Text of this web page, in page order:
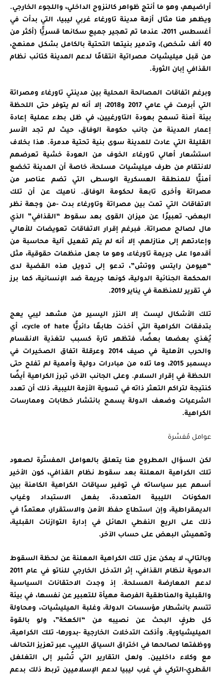
أراضيهم، وهو ما أنتج ظواهر كالنزوح الداخلي، واللجوء الخارجي.
ويظهر هنا مثال أزمة مدينة تاورغاء غربي ليبيا، التي بدأت في
أغسطس 2011، عندما تم تهجير جميع سكانها قسريًّا (أكثر من
40 ألف شخص)، وتدمير بنيتها التحتية بالكامل بشكل ممنهج،
من قبل ميليشيات مصراتية انتقامًا لدعم المدينة كتائب نظام
القذافي إبان الثورة.
وبرغم اتفاقات المصالحة المحلية بين مدينتي تاورغاء ومصراتة
التي أبرمت في عامي 2017 و2018، إلا أنه لم يتوفر حتى اللحظة
بيئة آمنة تسمح بعودة التاورغيين، في ظل بطء عملية إعادة
إعمار المدينة من جانب حكومة الوفاق، حيث لم تجد الأسر
القليلة التي عادت للمدينة سوى بنية تحتية مدمرة. هذا بخلاف
استشعار أهالي تاورغاء الخوف من العودة خشية تعرضهم
للانتقام من طرف ميليشيات مسلحة، خاصة أن المدينة تخضع
أمنيًّا للمنطقة العسكرية الوسطى التي تضم عناصر من
مصراتة وأخرى تابعة لحكومة الوفاق. ناهيك عن أن تلك
الاتفاقات التي تمت بين مصراتة وتاورغاء بدت -من وجهة نظر
البعض- تعبيرًا عن ميزان القوى بعد سقوط “القذافي” الذي
مال لصالح مصراتة. فبرغم إقرار الاتفاقات تعويضات للأهالي
وإعادتهم إلى منازلهم، إلا أنه لم يتم تفعيل آلية محاسبة من
أقدموا على جريمة تاورغاء، وهو ما جعل منظمات حقوقية، مثل
“هيومن رايتس ووتش”، تدعو إلى تدويل هذه القضية لدى
المحكمة الجنائية الدولية، كونها جريمة ضد الإنسانية، كما برز
في تقرير للمنظمة في يناير 2019.
تلك الأشكال ليست إلا النزر اليسير من مشهد ليبي يعج
بتدفقات الكراهية التي أخذت طابعًا دائريًّا cycle of hate، أي
يُغذي بعضها بعضًا، فتظهر تارة كسبب لتغذية الانقسام
والحرب الأهلية في صيف 2014 وعرقلة اتفاق الصخيرات في
ديسمبر 2015، وما تلاه من مبادرات دولية وأممية لم تفلح حتى
اللحظة في إقرار السلام. وعلى الجانب الآخر، تبرز الكراهية أيضًا
كنتيجة لتراكم التعثر ذاته في تسوية الأزمة الليبية، ذلك أن تعدد
الشرعيات وضعف الدولة يسمح بانتشار خطابات وممارسات
الكراهية.
عوامل مُفسِّرة
لكن السؤال المطروح هنا يتعلق بالعوامل المفسِّرة لصعود
تلك الكراهية المعلنة بعد سقوط نظام القذافي، كون الأخير
أسهم عبر سياساته في توفير سياقات الكراهية الكامنة بين
المكونات الليبية المتعددة، بفعل الاستبداد وغياب
الديمقراطية، وإن استطاع حفظ الأمن والاستقرار، معتمدًا في
ذلك على الريع النفطي الهائل في إدارة التوازنات القبلية،
وتهميش البعض على حساب الآخر.
وبالتالي، لا يمكن عزل تلك الكراهية المعلنة عن لحظة السقوط
الدموية لنظام القذافي، إثر التدخل الخارجي للناتو في عام 2011
لدعم المعارضة المسلحة. إذ وجدت الاحتقانات السياسية
والقبلية والمناطقية الفرصة مهيأة للتعبير عن نفسها، في بيئة
تتسم بانشطار مؤسسات الدولة، وغلبة الميليشيات، ومحاولة
كل طرفٍ البحث عن نصيبه من “الكعكة”، ولو بالقوة
الميليشياوية. وأذكت التدخلات الخارجية -بدورها- تلك الكراهية،
ووظفتها لصالحها في اختراق السياق الليبي، عبر تعزيز التحالف
مع وكلاء داخليين. ولعل التقارير التي تُشير إلى التغلغل
القطري-التركي في غرب ليبيا لدعم الإسلاميين تربط ذلك بدعم